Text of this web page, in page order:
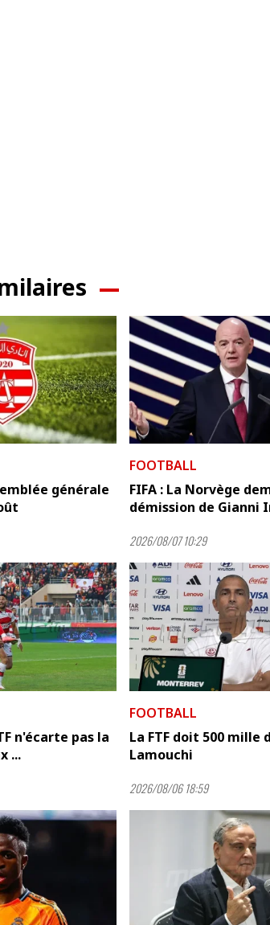
générale
FOOTBALL
FIFA : La Norvège
démission de Gianni
2026/08/07 10:29
n'écarte pas la
...
FOOTBALL
La FTF doit 500 mille
Lamouchi
2026/08/06 18:59